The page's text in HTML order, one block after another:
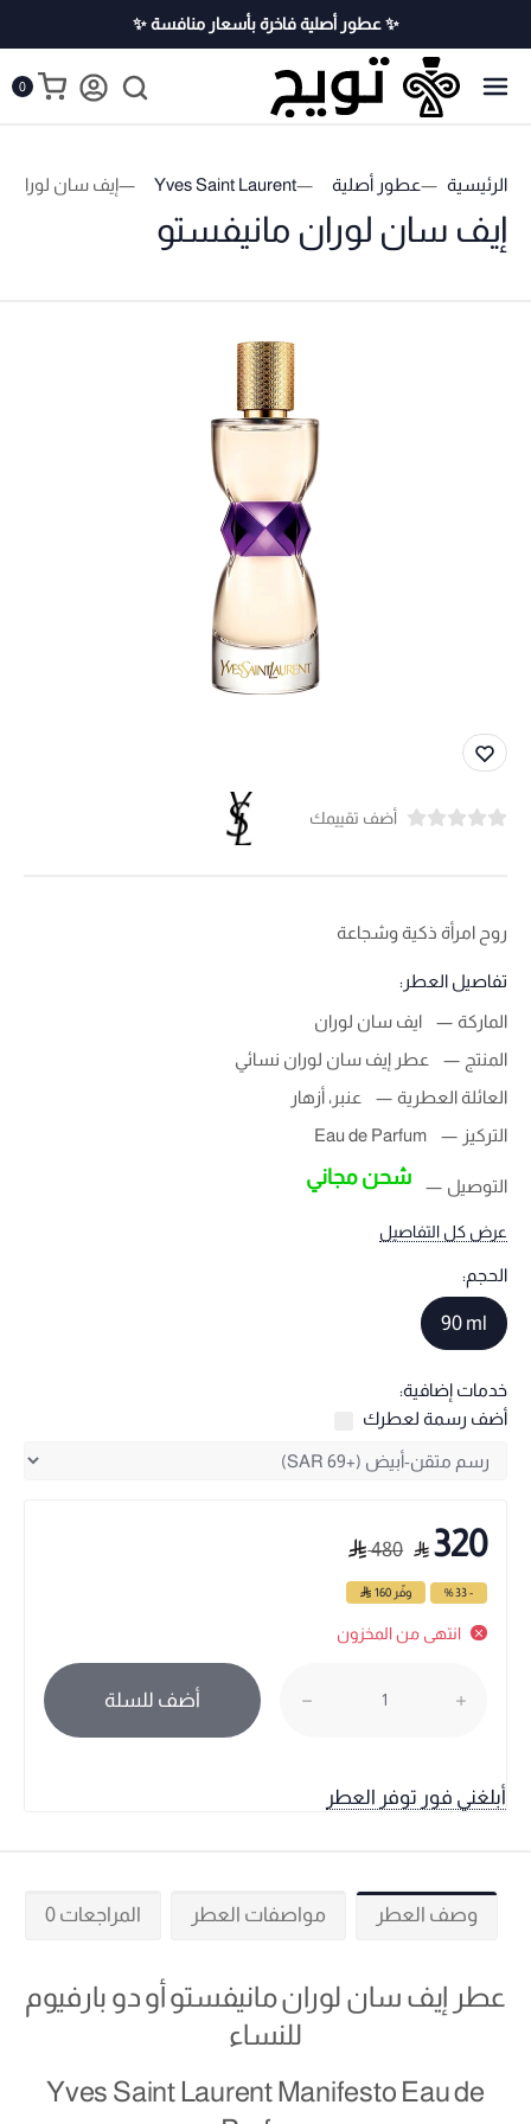
✨ عطور أصلية فاخرة بأسعار منافسة ✨
0
الرئيسية عطور أصلية Yves Saint Laurent إيف سان لوران
إيف سان لوران مانيفستو
أضف تقييمك
روح امرأة ذكية وشجاعة
تفاصيل العطر:
الماركة
ايف سان لوران
المنتج
عطر إيف سان لوران نسائي
العائلة العطرية
عنبر، أزهار
التركيز
Eau de Parfum
التوصيل شحن مجاني
عرض كل التفاصيل
الحجم:
90 ml
خدمات إضافية:
أضف رسمة لعطرك
320
480
- 33 % وفّر 160
انتهى من المخزون
أضف للسلة
أبلغني فور توفر العطر
وصف العطر مواصفات العطر المراجعات 0
عطر إيف سان لوران مانيفستو أو دو بارفيوم
للنساء
Yves Saint Laurent Manifesto Eau de